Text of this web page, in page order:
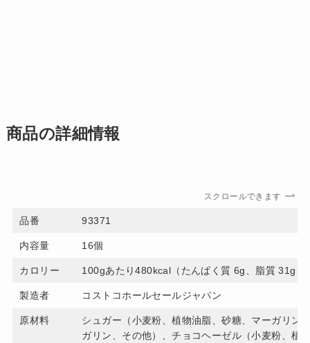
商品の詳細情報
スクロールできます
品番 93371
内容量 16個
カロリー 100gあたり480kcal（たんぱく質 6g、脂質 31g
製造者 コストコホールセールジャパン
原材料
シュガー（小麦粉、植物油脂、砂糖、マーガリン
ガリン、その他）、チョコヘーゼル（小麦粉、植